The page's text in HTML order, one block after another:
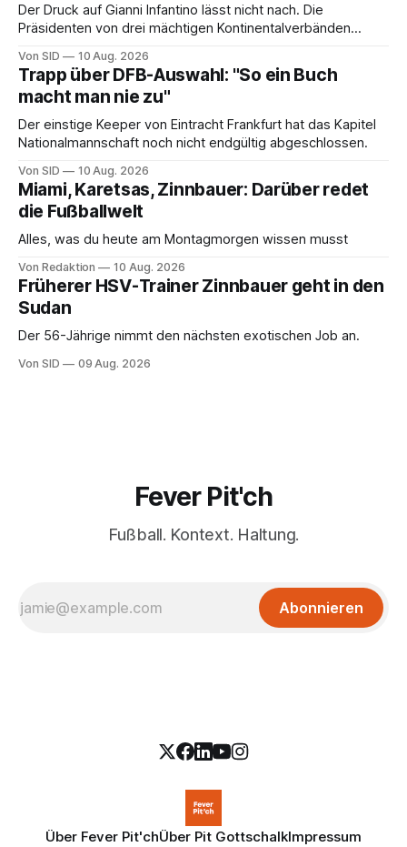
Der Druck auf Gianni Infantino lässt nicht nach. Die
Präsidenten von drei mächtigen Kontinentalverbänden
Von SID 10 Aug. 2026
Trapp über DFB-Auswahl: "So ein Buch
macht man nie zu"
Der einstige Keeper von Eintracht Frankfurt hat das Kapitel
Nationalmannschaft noch nicht endgültig abgeschlossen.
Von SID 10 Aug. 2026
Miami, Karetsas, Zinnbauer: Darüber redet
die Fußballwelt
Alles, was du heute am Montagmorgen wissen musst
Von Redaktion 10 Aug. 2026
Früherer HSV-Trainer Zinnbauer geht in den
Sudan
Der 56-Jährige nimmt den nächsten exotischen Job an.
Von SID 09 Aug. 2026
Fever Pit'ch
Fußball. Kontext. Haltung.
Abonnieren
Über Fever Pit'chÜber Pit GottschalkImpressum